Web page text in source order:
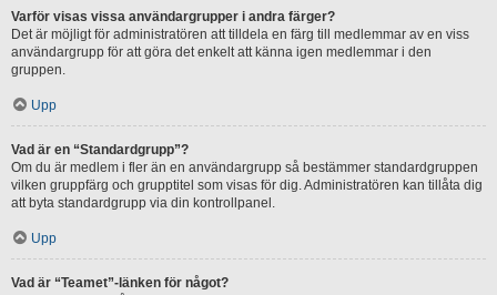
Varför visas vissa användargrupper i andra färger?
Det är möjligt för administratören att tilldela en färg till medlemmar av en viss
användargrupp för att göra det enkelt att känna igen medlemmar i den
gruppen.
Upp
Vad är en “Standardgrupp”?
Om du är medlem i fler än en användargrupp så bestämmer standardgruppen
vilken gruppfärg och grupptitel som visas för dig. Administratören kan tillåta dig
att byta standardgrupp via din kontrollpanel.
Upp
Vad är “Teamet”-länken för något?